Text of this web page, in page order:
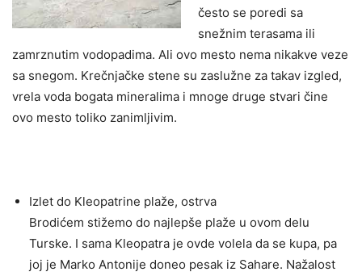
često se poredi sa
snežnim terasama ili
zamrznutim vodopadima. Ali ovo mesto nema nikakve veze
sa snegom. Krečnjačke stene su zaslužne za takav izgled,
vrela voda bogata mineralima i mnoge druge stvari čine
ovo mesto toliko zanimljivim.
Izlet do Kleopatrine plaže, ostrva
Brodićem stižemo do najlepše plaže u ovom delu
Turske. I sama Kleopatra je ovde volela da se kupa, pa
joj je Marko Antonije doneo pesak iz Sahare. Nažalost